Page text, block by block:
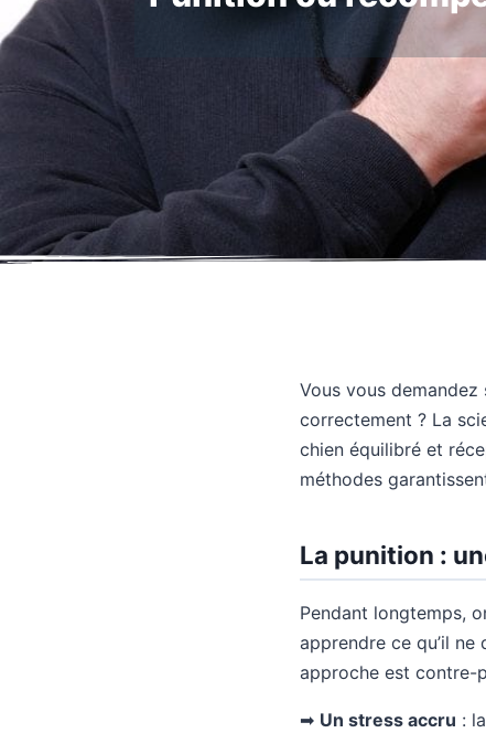
Vous vous demandez
correctement ? La
chien équilibré et
méthodes
La punition :
Pendant longtemps,
apprendre ce qu’il
approche est contre-
➡ Un stress accru :